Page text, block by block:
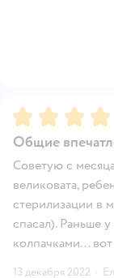
Рейтинг:5
Общие
Советую с
великовата,
стерилизации в
спасал). Раньше
колпачками...
13 декабря 2022 ·